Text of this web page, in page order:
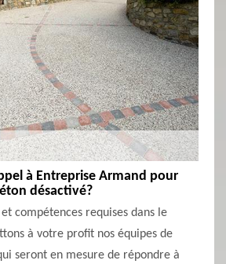
à Entreprise Armand pour
désactivé?
compétences requises dans le
à votre profit nos équipes de
seront en mesure de répondre à